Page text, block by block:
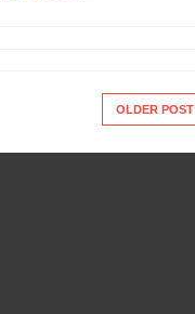
OLDER POST